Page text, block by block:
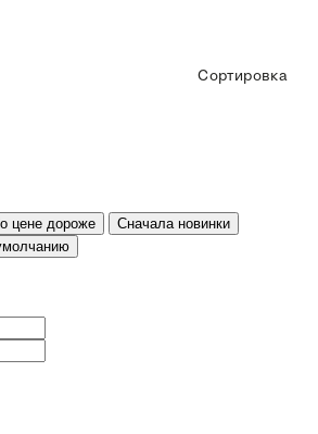
Сортировка
цене дороже
Сначала новинки